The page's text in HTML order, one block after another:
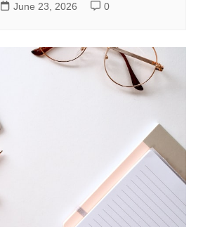
June 23, 2026 0